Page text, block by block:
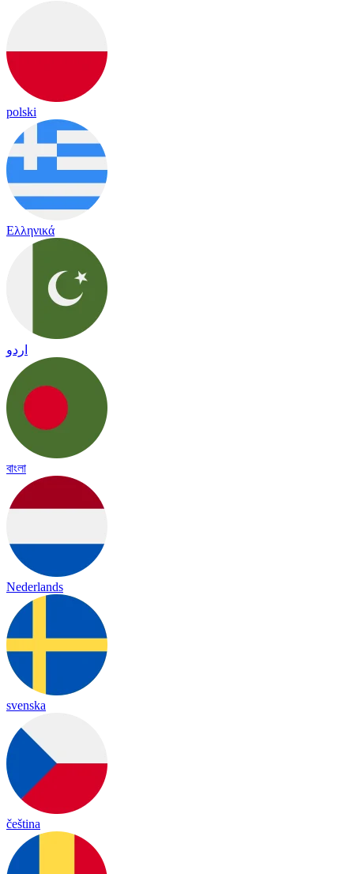
polski
Ελληνικά
اردو
বাংলা
Nederlands
svenska
čeština